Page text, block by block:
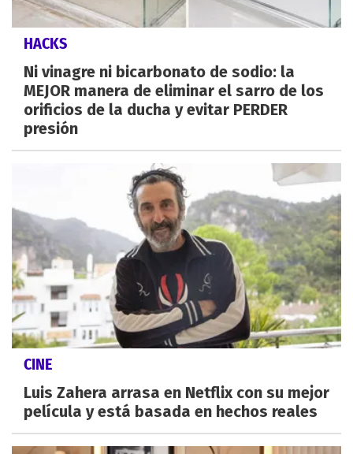
HACKS
Ni vinagre ni bicarbonato de sodio: la
MEJOR manera de eliminar el sarro de los
orificios de la ducha y evitar PERDER
presión
CINE
Luis Zahera arrasa en Netflix con su mejor
película y está basada en hechos reales